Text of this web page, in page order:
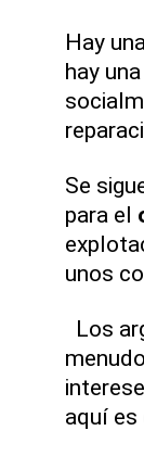
Hay
hay
Se
para el
unos
Los
aquí es